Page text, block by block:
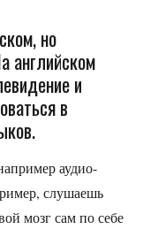
но
английском
и
в
аудио-
слушаешь
мозг сам по себе